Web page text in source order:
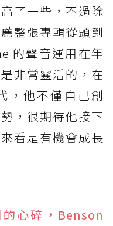
了一些，不過除
整張專輯從頭到
的聲音運用在年
非常靈活的，在
，他不僅自己創
，很期待他接下
看是有機會成長
心碎，Benson